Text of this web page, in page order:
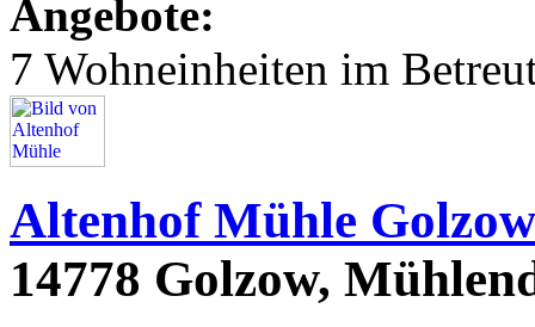
Angebote:
7 Wohneinheiten im
Altenhof Mühle Golzow
14778 Golzow,